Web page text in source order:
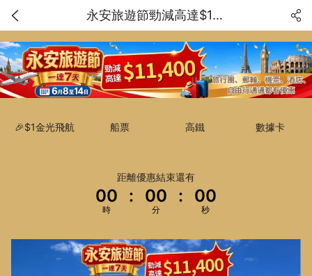
永安旅遊節勁減高達$11400
🎉$1金光飛航 船票 高鐵 數據卡
距離優惠結束還有
00
時
: 00
分
: 00
秒